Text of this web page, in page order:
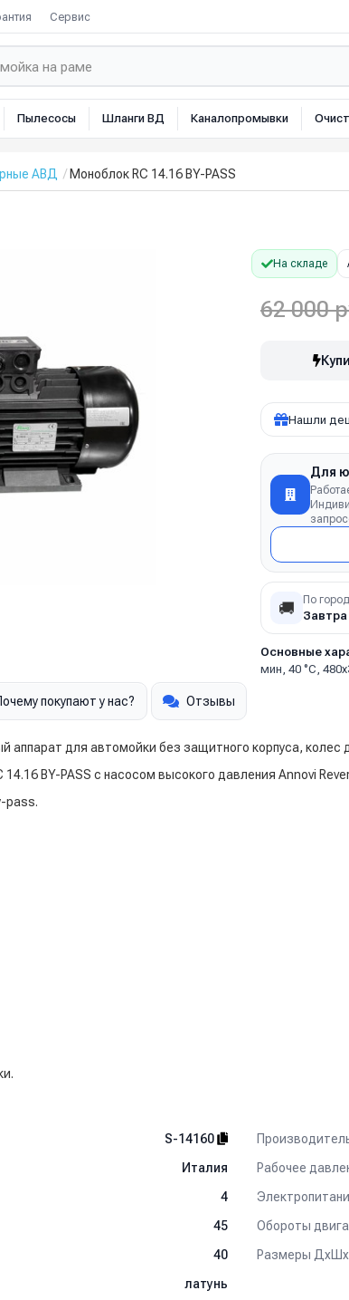
Сервис
Пылесосы Шланги ВД Каналопромывки
АВД Моноблок RC 14.16 BY-PASS
На складе
62 000
Нашли
Для
🚚 По
Завтра
Основные
мин, 40 °C,
покупают у нас? Отзывы
аппарат для автомойки без защитного корпуса, колес
BY-PASS с насосом высокого давления Annovi
pass.
S-14160
Италия Рабочее
4
45 Обороты
40 Размеры
латунь